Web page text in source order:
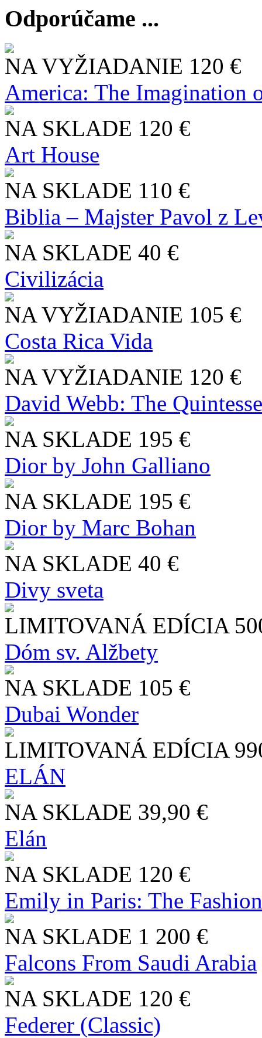
Odporúčame ...
NA VYŽIADANIE 120 €
America: The Imagination
NA SKLADE 120 €
Art House
NA SKLADE 110 €
Biblia – Majster Pavol z
NA SKLADE 40 €
Civilizácia
NA VYŽIADANIE 105 €
Costa Rica Vida
NA VYŽIADANIE 120 €
David Webb: The
NA SKLADE 195 €
Dior by John Galliano
NA SKLADE 195 €
Dior by Marc Bohan
NA SKLADE 40 €
Divy sveta
LIMITOVANÁ EDÍCIA
Dóm sv. Alžbety
NA SKLADE 105 €
Dubai Wonder
LIMITOVANÁ EDÍCIA
ELÁN
NA SKLADE 39,90 €
Elán
NA SKLADE 120 €
Emily in Paris: The
NA SKLADE 1 200 €
Falcons From Saudi Arabia
NA SKLADE 120 €
Federer (Classic)